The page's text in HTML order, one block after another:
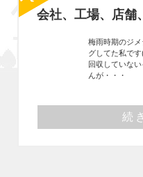
会社、工場、店舗
梅雨時期のジ
グしてた私で
回収していな
んが・・・
続